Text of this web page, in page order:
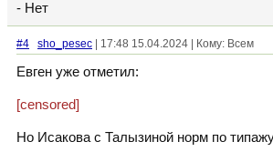
- Нет
#4 sho_pesec | 17:48 15.04.2024 | Кому: Всем
Евген уже отметил:
[censored]
Но Исакова с Талызиной норм по